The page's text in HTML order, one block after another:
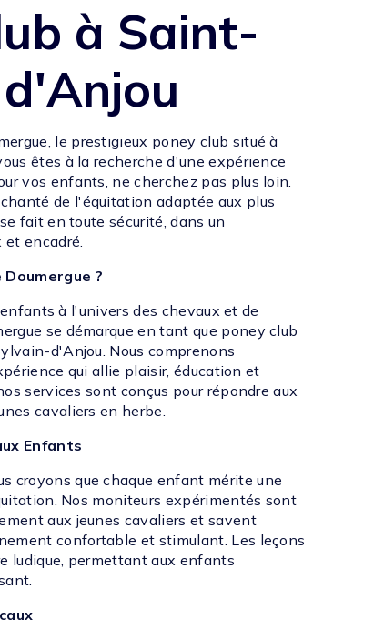
à Saint-
le prestigieux poney club situé à
êtes à la recherche d'une expérience
vos enfants, ne cherchez pas plus loin.
de l'équitation adaptée aux plus
fait en toute sécurité, dans un
encadré.
?
à l'univers des chevaux et de
se démarque en tant que poney club
d'Anjou. Nous comprenons
qui allie plaisir, éducation et
services sont conçus pour répondre aux
cavaliers en herbe.
Enfants
croyons que chaque enfant mérite une
Nos moniteurs expérimentés sont
aux jeunes cavaliers et savent
confortable et stimulant. Les leçons
ludique, permettant aux enfants